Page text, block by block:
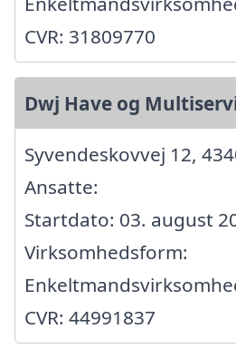
CVR: 31809770
Dwj Have og
Syvendeskovvej 12,
Ansatte:
Startdato: 03. august
Virksomhedsform:
CVR: 44991837